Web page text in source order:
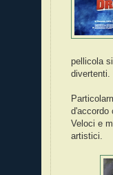
pellicola
divertenti.
d'accordo
Veloci e
artistici.